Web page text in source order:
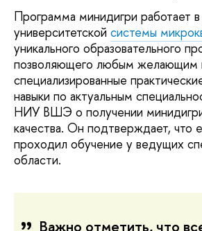
Программа минидигри работает
университетской системы
уникального образовательного
позволяющего любым желающим
специализированные
навыки по актуальным
НИУ ВШЭ о получении
качества. Он подтверждает, что
проходил обучение у ведущих
области.
Важно отметить, что